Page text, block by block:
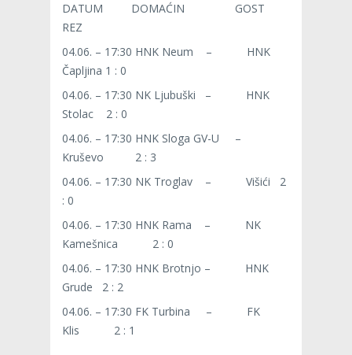
DATUM DOMAĆIN GOST
REZ
04.06. – 17:30 HNK Neum – HNK
Čapljina 1 : 0
04.06. – 17:30 NK Ljubuški – HNK
Stolac 2 : 0
04.06. – 17:30 HNK Sloga GV-U –
Kruševo 2 : 3
04.06. – 17:30 NK Troglav – Višići 2
: 0
04.06. – 17:30 HNK Rama – NK
Kamešnica 2 : 0
04.06. – 17:30 HNK Brotnjo – HNK
Grude 2 : 2
04.06. – 17:30 FK Turbina – FK
Klis 2 : 1